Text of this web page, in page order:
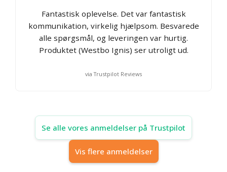
Fantastisk oplevelse. Det var fantastisk
kommunikation, virkelig hjælpsom. Besvarede
alle spørgsmål, og leveringen var hurtig.
Produktet (Westbo Ignis) ser utroligt ud.
via Trustpilot Reviews
Se alle vores anmeldelser på Trustpilot
Vis flere anmeldelser